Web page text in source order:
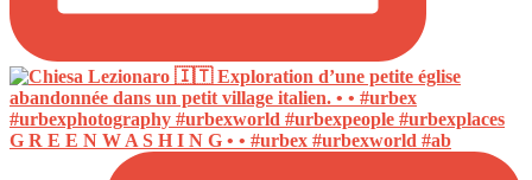
G R E E N W A S H I N G • • #urbex #urbexworld #ab